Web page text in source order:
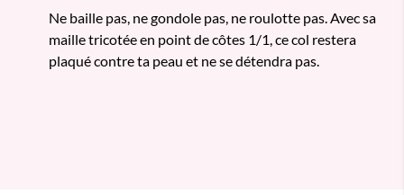
Ne baille pas, ne gondole pas, ne roulotte pas. Avec sa
maille tricotée en point de côtes 1/1, ce col restera
plaqué contre ta peau et ne se détendra pas.